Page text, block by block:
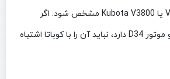
V2203، Kubota V2403 یا Kubota V3800 مشخص شود. اگر
دستگاه جدیدتر است و موتور D34 دارد، نباید آن را با کوباتا اشتباه